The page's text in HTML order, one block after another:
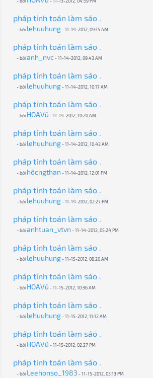
pháp tính toán làm sáo .
- bởi lehuuhung- 11-14-2012, 09:15 AM
pháp tính toán làm sáo .
- bởianh_nvc- 11-14-2012, 09:43 AM
pháp tính toán làm sáo .
- bởi lehuuhung- 11-14-2012, 10:17 AM
pháp tính toán làm sáo .
- bởi HOAVũ - 11-14-2012, 10:20 AM
pháp tính toán làm sáo .
- bởi lehuuhung- 11-14-2012, 10:43 AM
pháp tính toán làm sáo .
- bởi hôcngthan - 11-14-2012, 12:01 PM
pháp tính toán làm sáo .
- bởi lehuuhung- 11-14-2012, 02:27 PM
pháp tính toán làm sáo .
- bởianhtuan_vtvn - 11-14-2012, 05:24 PM
pháp tính toán làm sáo .
- bởi lehuuhung- 11-15-2012, 08:20 AM
pháp tính toán làm sáo .
- bởi HOAVũ - 11-15-2012, 10:36 AM
pháp tính toán làm sáo .
- bởi lehuuhung- 11-15-2012, 11:12 AM
pháp tính toán làm sáo .
- bởi HOAVũ - 11-15-2012, 02:27 PM
pháp tính toán làm sáo .
- bởi Leehonso_1983 - 11-15-2012, 03:13 PM